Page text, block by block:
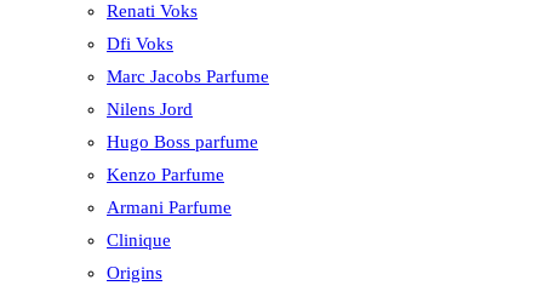
Renati Voks
Dfi Voks
Marc Jacobs Parfume
Nilens Jord
Hugo Boss parfume
Kenzo Parfume
Armani Parfume
Clinique
Origins